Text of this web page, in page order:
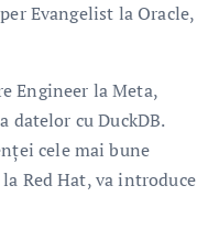
Evangelist la Oracle,
Engineer la Meta,
datelor cu DuckDB.
cele mai bune
Red Hat, va introduce